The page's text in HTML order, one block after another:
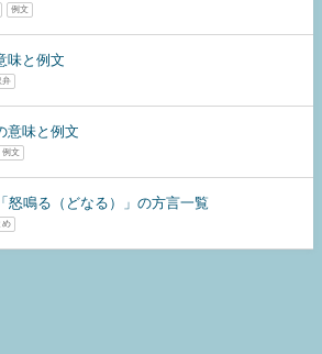
例文
味と例文
弁
意味と例文
例文
怒鳴る（どなる）」の方言一覧
め